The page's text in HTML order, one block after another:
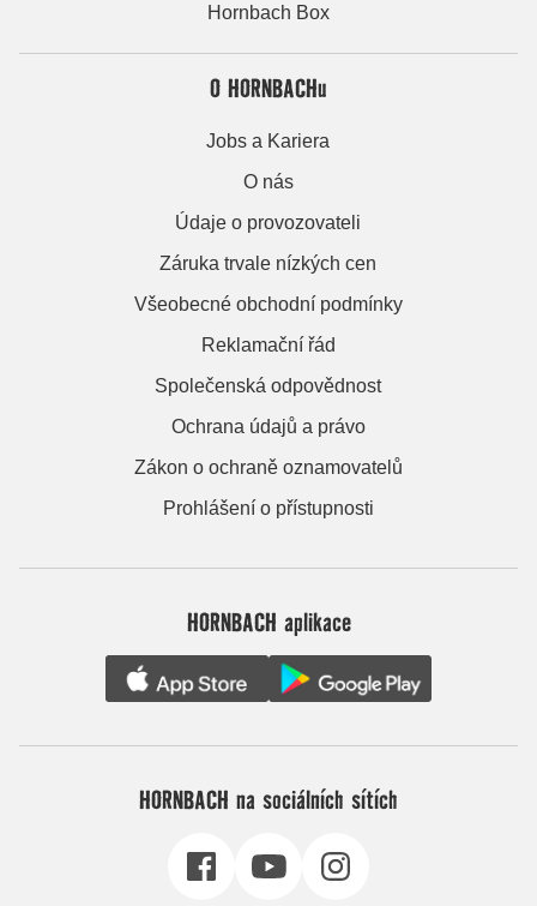
Hornbach Box
O HORNBACHu
Jobs a Kariera
O nás
Údaje o provozovateli
Záruka trvale nízkých cen
Všeobecné obchodní podmínky
Reklamační řád
Společenská odpovědnost
Ochrana údajů a právo
Zákon o ochraně oznamovatelů
Prohlášení o přístupnosti
HORNBACH aplikace
HORNBACH na sociálních sítích